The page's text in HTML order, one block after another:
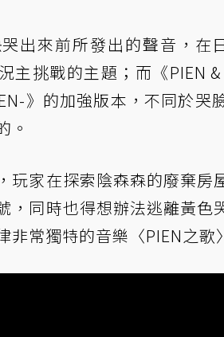
哭出來前所發出的聲音，
主挑戰的主題；而《PIEN
》的加強版本，不同於
。
玩家在探索陰森森的廢棄
，同時也得想辦法逃離黃
非常獨特的音樂〈PIEN之歌